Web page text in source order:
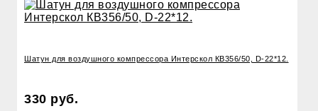
Шатун для воздушного компрессора Интерскол КВ356/50, D-22*12.
330 руб.